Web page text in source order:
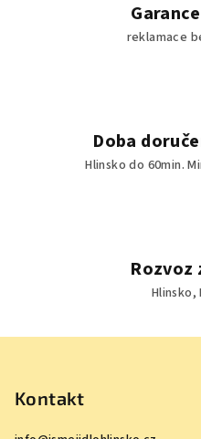
reklamace
Doba
Hlinsko do 60min.
Rozvoz
Kontakt